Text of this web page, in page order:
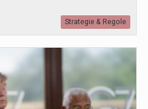
Strategie & Regole